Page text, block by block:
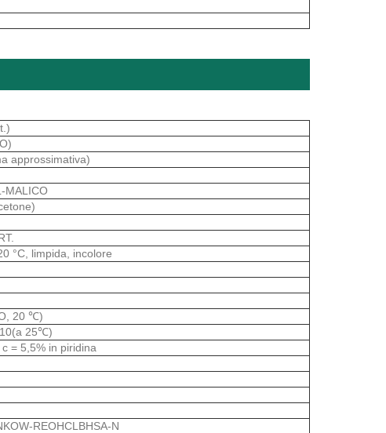
approssimativa)
MALICO
°C, limpida, incolore
20 ℃)
25℃)
= 5,5% in piridina
REOHCLBHSA-N